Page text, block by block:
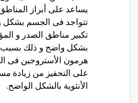
يساعد على أبراز المناطق
تتواجد فى الجسم بشكل
تكبير مناطق الصدر و
بشكل واضح و ذلك بسبب
هرمون الأستروجين فى
على التحفيز من زيادة
الأنثوية بالشكل الواضح.